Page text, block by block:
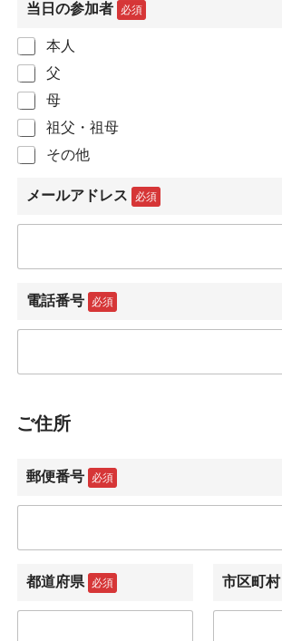
当日の参加者 必須
本人
父
母
祖父・祖母
その他
メールアドレス 必須
電話番号 必須
ご住所
郵便番号 必須
都道府県 必須 市区町村